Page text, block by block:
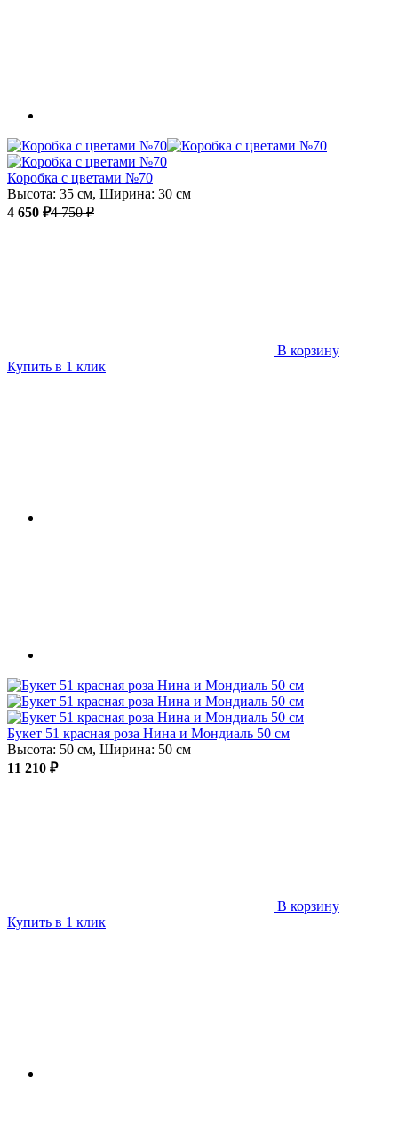
Коробка с цветами №70
Высота: 35 см, Ширина: 30 см
4 650 ₽4 750 ₽
В корзину
Купить в 1 клик
Букет 51 красная роза Нина и Мондиаль 50 см
Высота: 50 см, Ширина: 50 см
11 210 ₽
В корзину
Купить в 1 клик